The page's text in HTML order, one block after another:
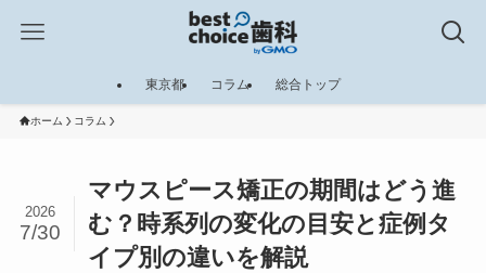
東京都 コラム 総合トップ
ホーム コラム
マウスピース矯正の期間はどう進
む？時系列の変化の目安と症例タ
イプ別の違いを解説
2026
7/30